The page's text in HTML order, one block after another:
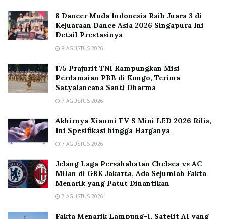
8 Dancer Muda Indonesia Raih Juara 3 di
Kejuaraan Dance Asia 2026 Singapura Ini
Detail Prestasinya
8 AGUSTUS 2026
175 Prajurit TNI Rampungkan Misi
Perdamaian PBB di Kongo, Terima
Satyalancana Santi Dharma
7 AGUSTUS 2026
Akhirnya Xiaomi TV S Mini LED 2026 Rilis,
Ini Spesifikasi hingga Harganya
7 AGUSTUS 2026
Jelang Laga Persahabatan Chelsea vs AC
Milan di GBK Jakarta, Ada Sejumlah Fakta
Menarik yang Patut Dinantikan
7 AGUSTUS 2026
Fakta Menarik Lampung-1, Satelit AI yang